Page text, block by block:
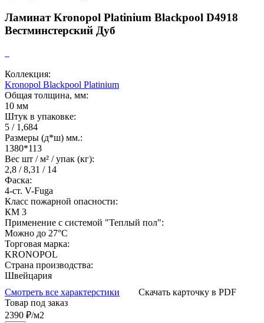
Ламинат Kronopol Platinium Blackpool D4918
Вестминстерский Дуб
Коллекция:
Kronopol Blackpool Platinium
Общая толщина, мм:
10 мм
Штук в упаковке:
5 / 1,684
Размеры (д*ш) мм.:
1380*113
Вес шт / м² / упак (кг):
2,8 / 8,31 / 14
Фаска:
4-ст. V-Fuga
Класс пожарной опасности:
КМ 3
Применение с системой "Теплый пол":
Можно до 27°С
Торговая марка:
KRONOPOL
Страна производства:
Швейцария
Смотреть все характерстики
Скачать карточку в PDF
Товар под заказ
2390 ₽/м2